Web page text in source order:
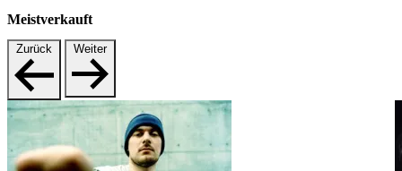
Meistverkauft
Zurück Weiter